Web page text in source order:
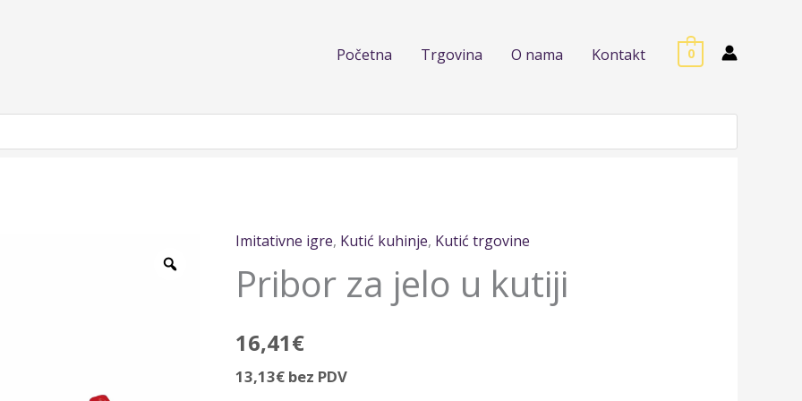
Početna Trgovina O nama Kontakt 0
Imitativne igre, Kutić kuhinje, Kutić trgovine
Pribor za jelo u kutiji
16,41€
13,13€ bez PDV
Pribor
za
jelo
kutiji
količina